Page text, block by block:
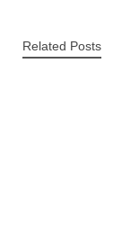
Related Posts